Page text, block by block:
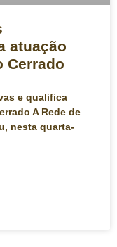
atuação
Cerrado
e qualifica
A Rede de
nesta quarta-